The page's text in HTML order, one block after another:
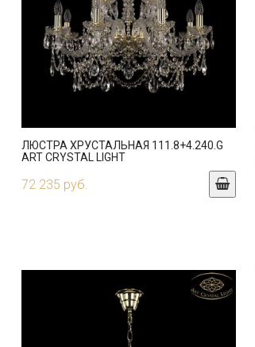
ЛЮСТРА ХРУСТАЛЬНАЯ 111.8+4.240.G
ART CRYSTAL LIGHT
72 235 руб.